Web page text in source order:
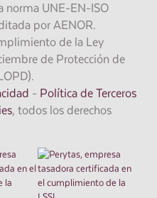
norma UNE-EN-ISO
por AENOR.
de la Ley
de Protección de
- Política de Terceros
, todos los derechos